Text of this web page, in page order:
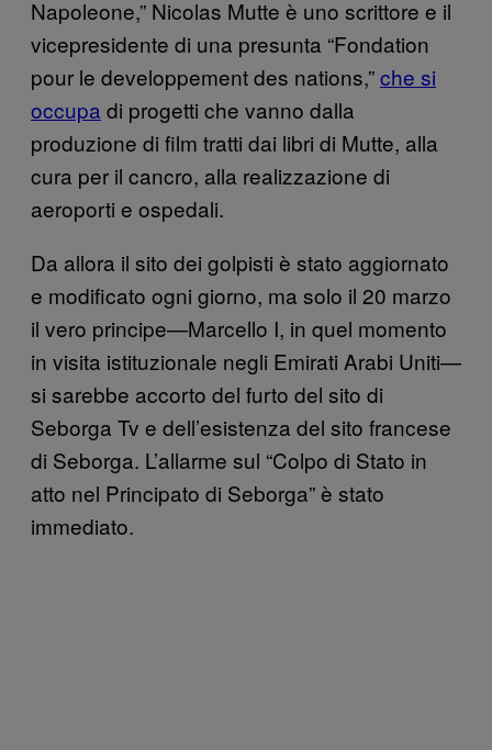
Napoleone,” Nicolas Mutte è uno scrittore e il
vicepresidente di una presunta “Fondation
pour le developpement des nations,”che si
occupa di progetti che vanno dalla
produzione di film tratti dai libri di Mutte, alla
cura per il cancro, alla realizzazione di
aeroporti e ospedali.
Da allora il sito dei golpisti è stato aggiornato
e modificato ogni giorno, ma solo il 20 marzo
il vero principe—Marcello I, in quel momento
in visita istituzionale negli Emirati Arabi Uniti—
si sarebbe accorto del furto del sito di
Seborga Tv e dell’esistenza del sito francese
di Seborga. L’allarme sul “Colpo di Stato in
atto nel Principato di Seborga” è stato
immediato.